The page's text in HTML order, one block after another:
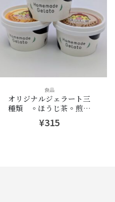
食品
オリジナルジェラート三
種類 ◦ほうじ茶◦煎茶
◦紅茶 各85ml
¥315